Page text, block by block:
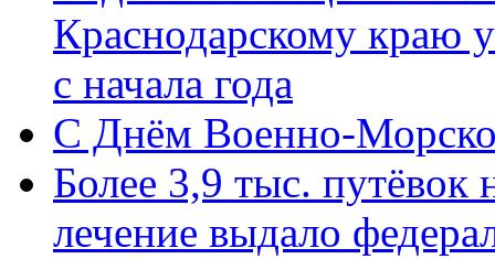
Краснодарскому краю
с начала года
C Днём Военно-
Более 3,9 тыс. путёвок
лечение выдало